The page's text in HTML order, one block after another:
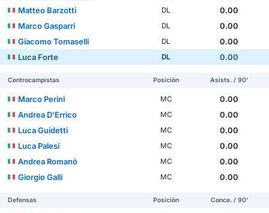
Matteo Barzotti
DL
0.00
Marco Gasparri
DL
0.00
Giacomo Tomaselli
DL
0.00
Luca Forte
DL 0.00
Centrocampistas Posición Asists. / 90'
Marco Perini MC
0.00
Andrea D'Errico
MC
0.00
Luca Guidetti
MC
0.00
Luca Palesi
MC
0.00
Andrea Romanò
MC
0.00
Giorgio Galli
MC 0.00
Defensas Posición Conce. / 90'